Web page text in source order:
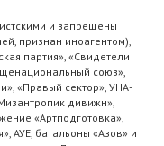
и запрещены
признан иноагентом),
партия», «Свидетели
союз»,
«Правый сектор», УНА-
дивижн»,
«Артподготовка»,
АУЕ, батальоны «Азов» и